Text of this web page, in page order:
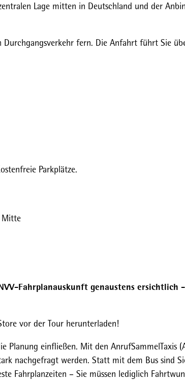
Lage mitten in Deutschland und der
fern. Die Anfahrt führt Sie
Parkplätze.
Mitte
Fahrplanauskunft genaustens ersichtlich -
vor der Tour herunterladen!
Planung einfließen. Mit den AnrufSammelTaxis
nachgefragt werden. Statt mit dem Bus sind
Fahrplanzeiten – Sie müssen lediglich